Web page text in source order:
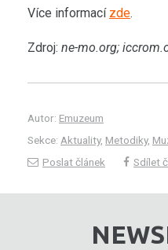
Více informací zde.
Zdroj: ne-mo.org;
Autor: Emuzeum
Sekce: Aktuality, Metodiky,
Poslat článek
Sdílet